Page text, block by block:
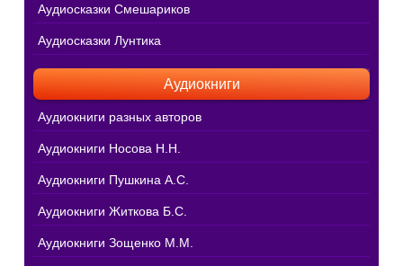
Аудиосказки Смешариков
Аудиосказки Лунтика
Аудиокниги
Аудиокниги разных авторов
Аудиокниги Носова Н.Н.
Аудиокниги Пушкина А.С.
Аудиокниги Житкова Б.С.
Аудиокниги Зощенко М.М.